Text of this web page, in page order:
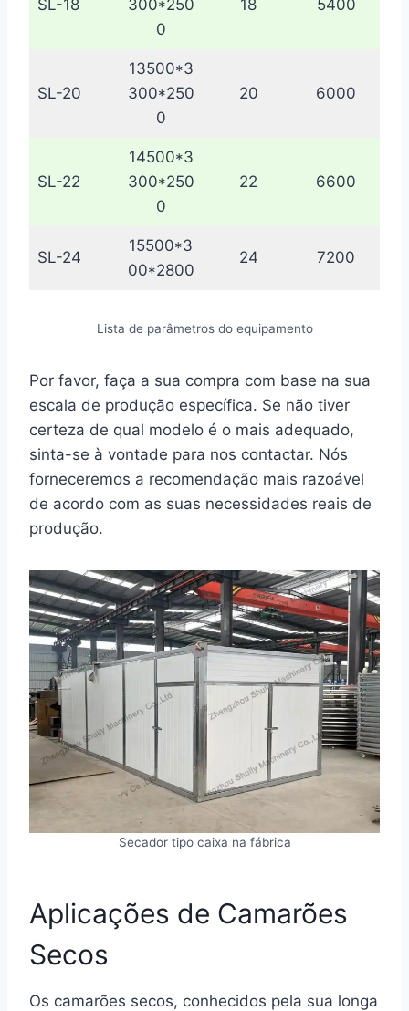
SL-18
300*250
0
18 5400
SL-20
13500*3
300*250
0
20 6000
SL-22
14500*3
300*250
0
22 6600
SL-24
15500*3
00*2800
24 7200
Lista de parâmetros do equipamento
Por favor, faça a sua compra com base na sua
escala de produção específica. Se não tiver
certeza de qual modelo é o mais adequado,
sinta-se à vontade para nos contactar. Nós
forneceremos a recomendação mais razoável
de acordo com as suas necessidades reais de
produção.
Secador tipo caixa na fábrica
Aplicações de Camarões
Secos
Os camarões secos, conhecidos pela sua longa